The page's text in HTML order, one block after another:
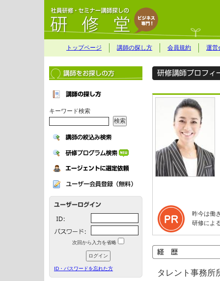
トップページ 講師の探し方 会員規約 運営
キーワード検索
次回から入力を省略
ID・パスワードを忘れた方
昨今は働
研修によ
タレント事務所